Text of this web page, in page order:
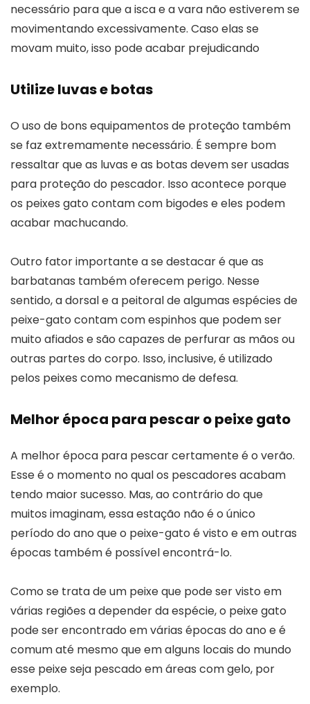
necessário para que a isca e a vara não estiverem se
movimentando excessivamente. Caso elas se
movam muito, isso pode acabar prejudicando
Utilize luvas e botas
O uso de bons equipamentos de proteção também
se faz extremamente necessário. É sempre bom
ressaltar que as luvas e as botas devem ser usadas
para proteção do pescador. Isso acontece porque
os peixes gato contam com bigodes e eles podem
acabar machucando.
Outro fator importante a se destacar é que as
barbatanas também oferecem perigo. Nesse
sentido, a dorsal e a peitoral de algumas espécies de
peixe-gato contam com espinhos que podem ser
muito afiados e são capazes de perfurar as mãos ou
outras partes do corpo. Isso, inclusive, é utilizado
pelos peixes como mecanismo de defesa.
Melhor época para pescar o peixe gato
A melhor época para pescar certamente é o verão.
Esse é o momento no qual os pescadores acabam
tendo maior sucesso. Mas, ao contrário do que
muitos imaginam, essa estação não é o único
período do ano que o peixe-gato é visto e em outras
épocas também é possível encontrá-lo.
Como se trata de um peixe que pode ser visto em
várias regiões a depender da espécie, o peixe gato
pode ser encontrado em várias épocas do ano e é
comum até mesmo que em alguns locais do mundo
esse peixe seja pescado em áreas com gelo, por
exemplo.